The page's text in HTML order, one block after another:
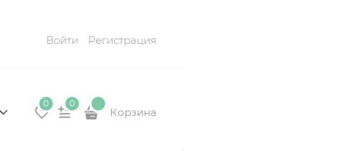
Войти Регистрация
0 0
Корзина